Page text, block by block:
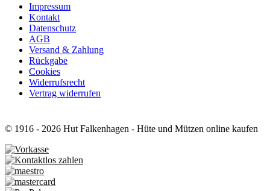
Impressum
Kontakt
Datenschutz
AGB
Versand & Zahlung
Rückgabe
Cookies
Widerrufsrecht
Vertrag widerrufen
© 1916 - 2026 Hut Falkenhagen - Hüte und Mützen online kaufen